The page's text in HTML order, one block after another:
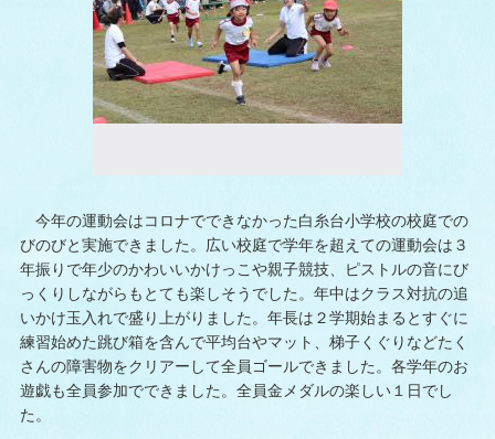
今年の運動会はコロナでできなかった白糸台小学校の校庭での
びのびと実施できました。広い校庭で学年を超えての運動会は３
年振りで年少のかわいいかけっこや親子競技、ピストルの音にび
っくりしながらもとても楽しそうでした。年中はクラス対抗の追
いかけ玉入れで盛り上がりました。年長は２学期始まるとすぐに
練習始めた跳び箱を含んで平均台やマット、梯子くぐりなどたく
さんの障害物をクリアーして全員ゴールできました。各学年のお
遊戯も全員参加でできました。全員金メダルの楽しい１日でし
た。